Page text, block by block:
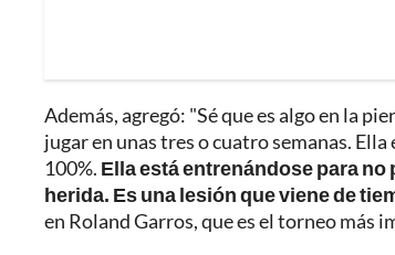
Además, agregó: "Sé que es algo en la
jugar en unas tres o cuatro semanas.
100%. Ella está entrenándose para
herida. Es una lesión que viene de
en Roland Garros, que es el torneo más